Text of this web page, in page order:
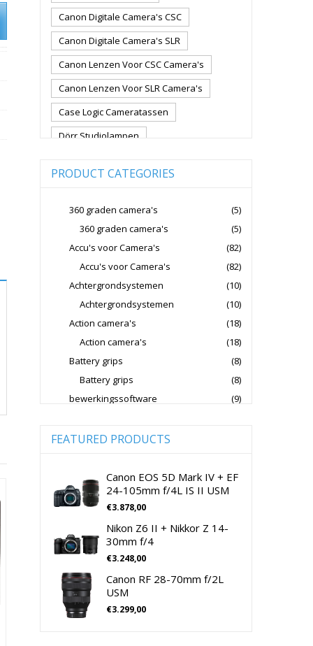
Canon Digitale Camera's CSC
Canon Digitale Camera's SLR
Canon Lenzen Voor CSC Camera's
Canon Lenzen Voor SLR Camera's
Case Logic Cameratassen
Dörr Studiolampen
Fujifilm Digitale Camera's CSC
Fujifilm Lenzen Voor CSC Camera's
Godox Flitsers
GoPro
Hoya Lensfilters
Joby Gorillapods
Joby Statieven
Jupio Accu's Voor Camera's
Lowepro Cameratassen
Nikon CSC Full Frame
Nikon Digitale Camera's CSC
Nikon Lenzen Voor SLR Camera's
Panasonic Digitale Camera's CSC
Peak Design Cameratassen
Rode Microphones Cameramicrofoons
Sandisk Geheugenkaarten
PRODUCT CATEGORIES
360 graden camera's
(5)
360 graden camera's
(5)
Accu's voor Camera's
(82)
Accu's voor Camera's
(82)
Achtergrondsystemen
(10)
Achtergrondsystemen
(10)
Action camera's
(18)
Action camera's
(18)
Battery grips
(8)
Battery grips
(8)
bewerkingssoftware
(9)
Camera's
Spiegelreflex camera
(0)
cameralenzen
(196)
Lenzen voor CSC camera's
Lenzen voor SLR camera's
(81)
cameramicrofoons
Cameratassen
(137)
Cameratassen
FEATURED PRODUCTS
Canon EOS 5D Mark IV + EF
24-105mm f/4L IS II USM
€3.878,00
Nikon Z6 II + Nikkor Z 14-
30mm f/4
€3.248,00
Canon RF 28-70mm f/2L
USM
€3.299,00